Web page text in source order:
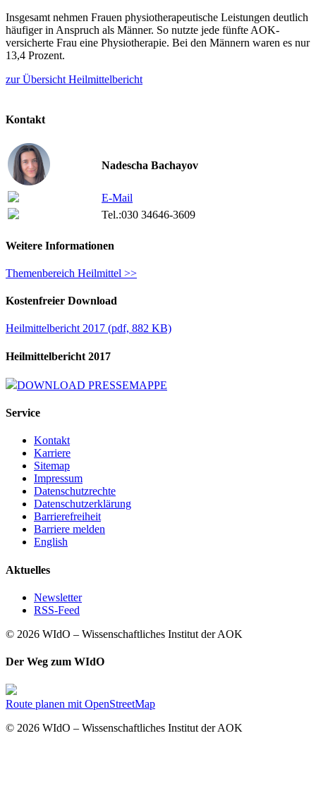
Insgesamt nehmen Frauen physiotherapeutische Leistungen deutlich
häufiger in Anspruch als Männer. So nutzte jede fünfte AOK-
versicherte Frau eine Physiotherapie. Bei den Männern waren es nur
13,4 Prozent.
zur Übersicht Heilmittelbericht
Kontakt
Nadescha Bachayov
E-Mail
Tel.:030 34646-3609
Weitere Informationen
Themenbereich Heilmittel >>
Kostenfreier Download
Heilmittelbericht 2017 (pdf, 882 KB)
Heilmittelbericht 2017
DOWNLOAD PRESSEMAPPE
Service
Kontakt
Karriere
Sitemap
Impressum
Datenschutzrechte
Datenschutzerklärung
Barrierefreiheit
Barriere melden
English
Aktuelles
Newsletter
RSS-Feed
© 2026 WIdO – Wissenschaftliches Institut der AOK
Der Weg zum WIdO
Route planen mit OpenStreetMap
© 2026 WIdO – Wissenschaftliches Institut der AOK